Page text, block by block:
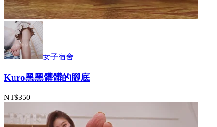
女子宿舍
Kuro黑黑髒髒的腳底
NT$350